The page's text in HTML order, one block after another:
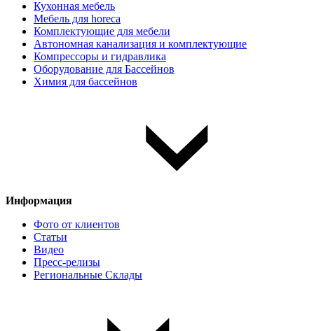
Кухонная мебель
Мебель для horeca
Комплектующие для мебели
Автономная канализация и комплектующие
Компрессоры и гидравлика
Оборудование для Бассейнов
Химия для бассейнов
Информация
Фото от клиентов
Статьи
Видео
Пресс-релизы
Региональные Склады